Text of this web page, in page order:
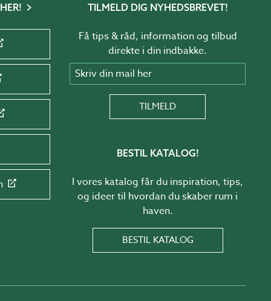
TILMELD DIG NYHEDSBREVET!
Få tips & råd, information og tilbud
direkte i din indbakke.
Skriv din mail her
TILMELD
BESTIL KATALOG!
I vores katalog får du inspiration, tips,
og ideer til hvordan du skaber rum i
haven.
BESTIL KATALOG